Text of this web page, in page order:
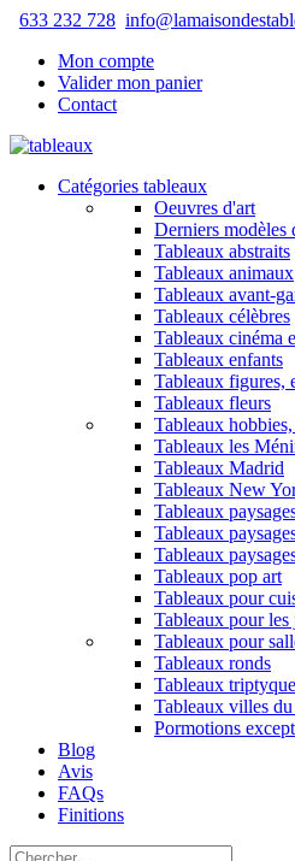
633 232 728
Mon compte
Valider mon panier
Contact
Catégories tableaux
Oeuvres d'art
Derniers modèles
Tableaux abstraits
Tableaux animaux
Tableaux avant-
Tableaux célèbres
Tableaux cinéma
Tableaux enfants
Tableaux figures,
Tableaux fleurs
Tableaux
Tableaux les
Tableaux Madrid
Tableaux New
Tableaux
Tableaux
Tableaux
Tableaux pop art
Tableaux pour
Tableaux pour les
Tableaux pour
Tableaux ronds
Tableaux
Tableaux villes
Pormotions
Blog
Avis
FAQs
Finitions